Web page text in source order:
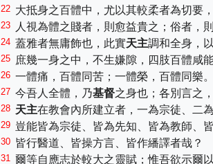
22 大抵身之百體中，尤以其較柔者為切要，
23 人視為體之賤者，則愈益貴之；俗者，
24 蓋雅者無庸飾也，此實天主調和全身，
25 庶幾一身之中，不生嫌隙，四肢百體咸
26 一體痛，百體同苦；一體榮，百體同樂。
27 今吾人全體，乃基督之身也；各別言之
28 天主在教會內所建立者，一為宗徒、二
29 豈能皆為宗徒、皆為先知、皆為教師、皆
30 皆行醫道、皆操方言、皆作繙譯者哉？
31 爾等自應志於較大之靈賦；惟吾欲示爾